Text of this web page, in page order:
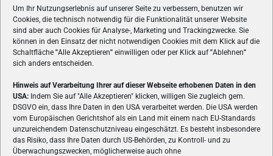
Um Ihr Nutzungserlebnis auf unserer Seite zu verbessern, benutzen wir
Cookies, die technisch notwendig für die Funktionalität unserer Website
sind aber auch Cookies für Analyse-, Marketing und Trackingzwecke. Sie
können in den Einsatz der nicht notwendigen Cookies mit dem Klick auf die
Schaltfläche "Alle Akzeptieren" einwilligen oder per Klick auf"Ablehnen"
sich anders entscheiden.
Hinweis auf Verarbeitung Ihrer auf dieser Webseite erhobenen Daten in den
USA: Indem Sie auf "Alle Akzeptieren" klicken, willigen Sie zugleich gem.
DSGVO ein, dass Ihre Daten in den USA verarbeitet werden. Die USA werden
vom Europäischen Gerichtshof als ein Land mit einem nach EU-Standards
unzureichendem Datenschutzniveau eingeschätzt. Es besteht insbesondere
das Risiko, dass Ihre Daten durch US-Behörden, zu Kontroll- und zu
Überwachungszwecken, möglicherweise auch ohne
ÜBER UNS
VON GAMERN, FÜR GAMER! Gamers.at ist das älteste Online-
Spielemagazin Österreichs und bringt täglich aktuelle News,
Reviews und Videos zu PC- und Konsolenspielen, Gaming-